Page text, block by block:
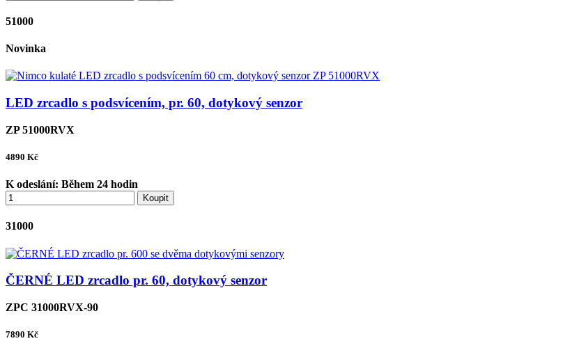
51000
Novinka
LED zrcadlo s podsvícením, pr. 60, dotykový senzor
ZP 51000RVX
4890 Kč
K odeslání: Během 24 hodin
Koupit
31000
ČERNÉ LED zrcadlo pr. 60, dotykový senzor
ZPC 31000RVX-90
7890 Kč